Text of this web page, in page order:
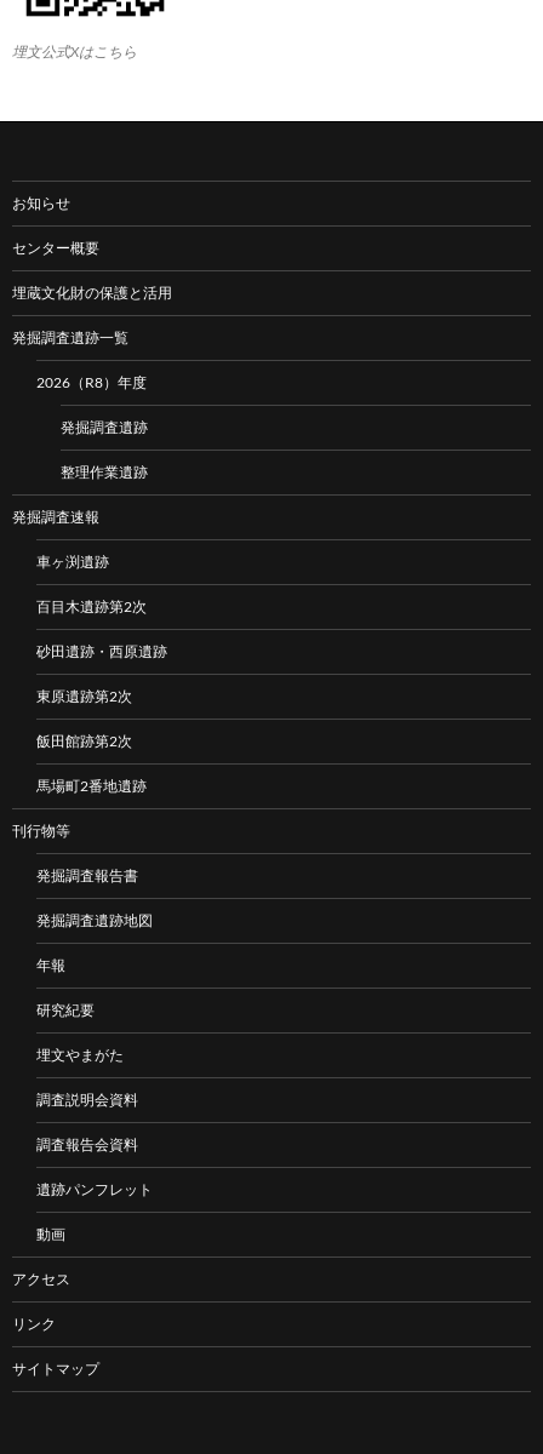
埋文公式Xはこちら
お知らせ
センター概要
埋蔵文化財の保護と活用
発掘調査遺跡一覧
2026（R8）年度
発掘調査遺跡
整理作業遺跡
発掘調査速報
車ヶ渕遺跡
百目木遺跡第2次
砂田遺跡・西原遺跡
東原遺跡第2次
飯田館跡第2次
馬場町2番地遺跡
刊行物等
発掘調査報告書
発掘調査遺跡地図
年報
研究紀要
埋文やまがた
調査説明会資料
調査報告会資料
遺跡パンフレット
動画
アクセス
リンク
サイトマップ